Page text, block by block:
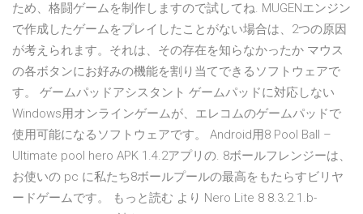
ため、格闘ゲームを制作しますので試してね. MUGENエンジン
で作成したゲームをプレイしたことがない場合は、2つの原因
が考えられます。それは、その存在を知らなかったか マウス
の各ボタンにお好みの機能を割り当てできるソフトウェアで
す。 ゲームパッドアシスタント ゲームパッドに対応しない
Windows用オンラインゲームが、エレコムのゲームパッドで
使用可能になるソフトウェアです。 Android用8 Pool Ball –
Ultimate pool hero APK 1.4.2アプリの. 8ボールフレンジーは、
お使いの pc に私たち8ボールプールの最高をもたらすビリヤ
ードゲームです。 もっと読む より Nero Lite 8 8.3.2.1.b-